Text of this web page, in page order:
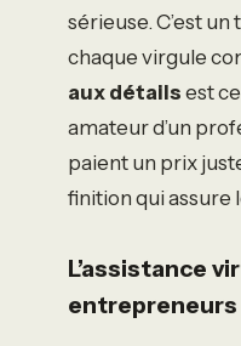
sérieuse. C’est
chaque virgule
aux détails est
amateur d’un
paient un prix
finition qui assure
L’assistance
entrepreneurs